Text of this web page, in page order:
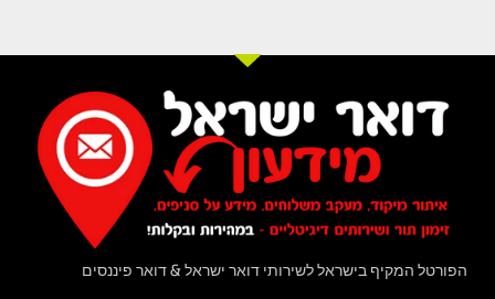
הפורטל המקיף בישראל לשירותי דואר ישראל & דואר פיננסים